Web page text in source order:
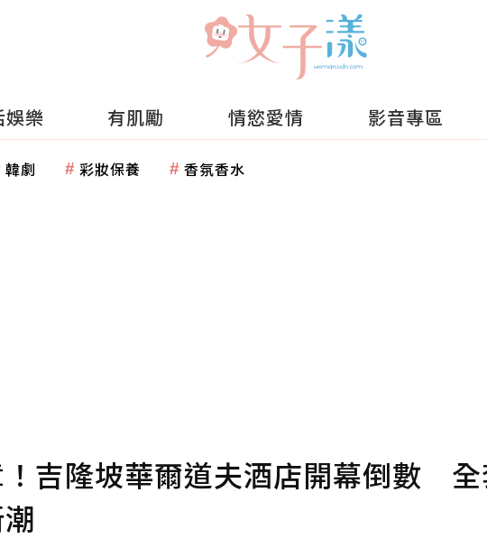
娛樂 有肌勵 情慾愛情 影音專區
韓劇 彩妝保養 香氛香水
吉隆坡華爾道夫酒店開幕倒數